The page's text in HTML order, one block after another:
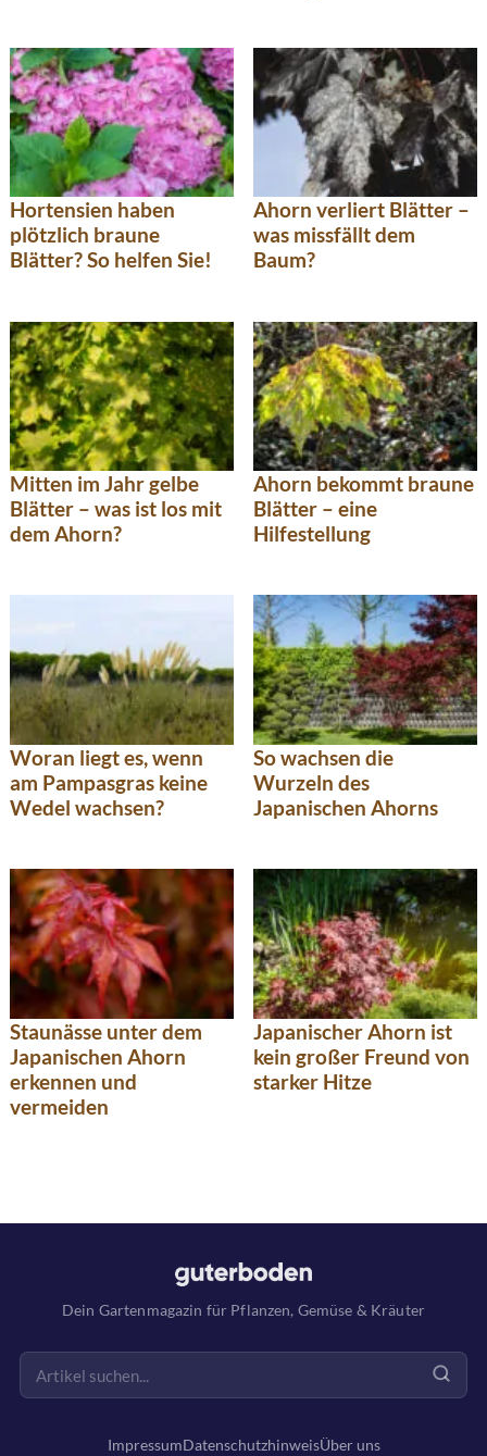
Hortensien haben
plötzlich braune
Blätter? So helfen Sie!
Ahorn verliert Blätter –
was missfällt dem
Baum?
Mitten im Jahr gelbe
Blätter – was ist los mit
dem Ahorn?
Ahorn bekommt braune
Blätter – eine
Hilfestellung
Woran liegt es, wenn
am Pampasgras keine
Wedel wachsen?
So wachsen die
Wurzeln des
Japanischen Ahorns
Staunässe unter dem
Japanischen Ahorn
erkennen und
vermeiden
Japanischer Ahorn ist
kein großer Freund von
starker Hitze
Dein Gartenmagazin für Pflanzen, Gemüse & Kräuter
ImpressumDatenschutzhinweisÜber uns